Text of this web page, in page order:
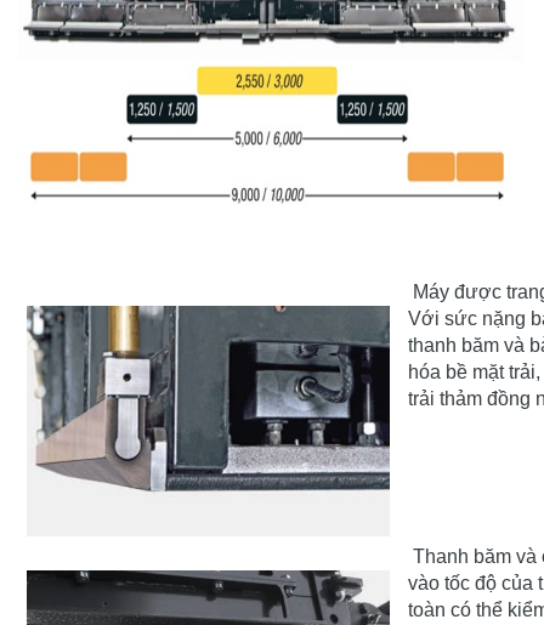
Máy được
Với sức nặng
thanh băm và
hóa bề mặt
trải thảm đồng
Thanh băm
vào tốc độ của
toàn có thể